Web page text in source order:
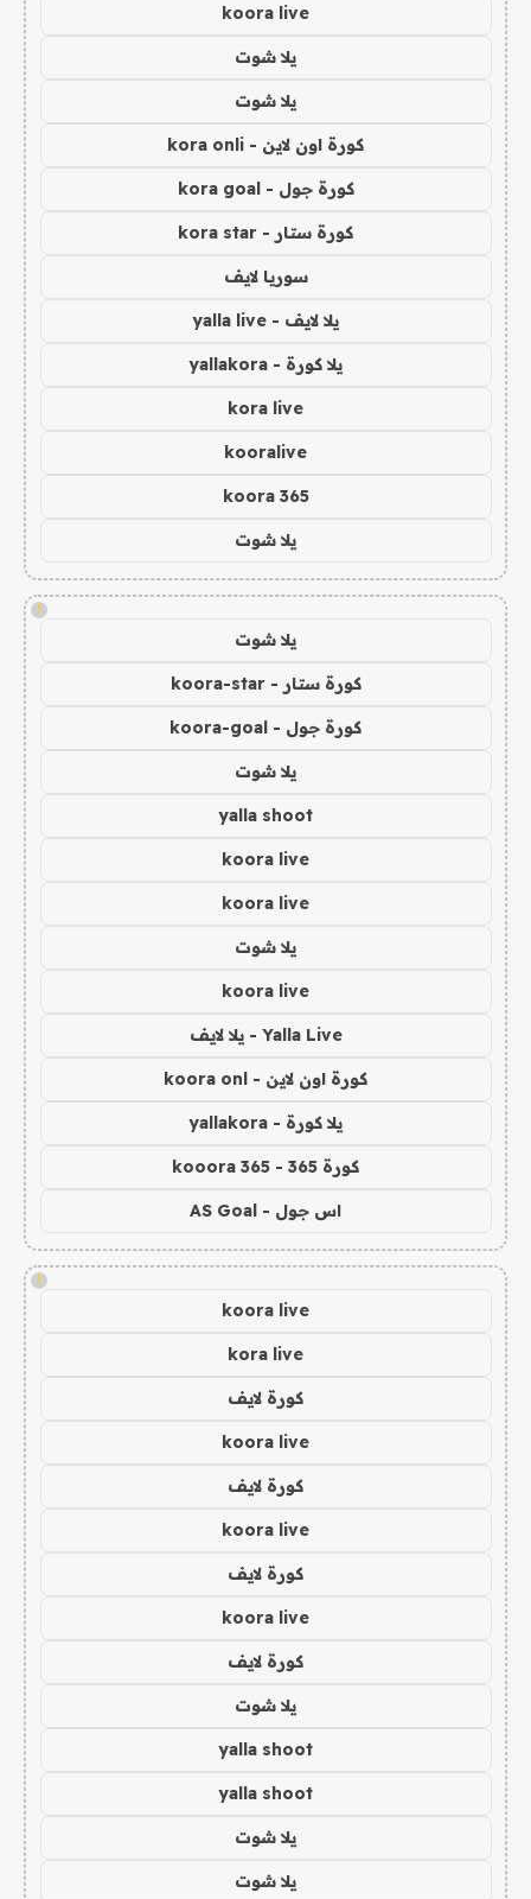
koora live
يلا شوت
يلا شوت
كورة اون لاين - kora onli
كورة جول - kora goal
كورة ستار - kora star
سوريا لايف
يلا لايف - yalla live
يلا كورة - yallakora
kora live
kooralive
koora 365
يلا شوت
!
يلا شوت
كورة ستار - koora-star
كورة جول - koora-goal
يلا شوت
yalla shoot
koora live
koora live
يلا شوت
koora live
Yalla Live - يلا لايف
كورة اون لاين - koora onl
يلا كورة - yallakora
كورة 365 - kooora 365
اس جول - AS Goal
!
koora live
kora live
كورة لايف
koora live
كورة لايف
koora live
كورة لايف
koora live
كورة لايف
يلا شوت
yalla shoot
yalla shoot
يلا شوت
يلا شوت